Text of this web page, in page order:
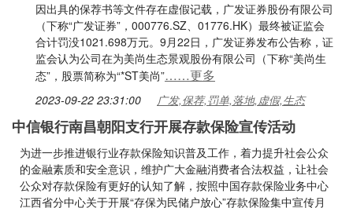
因出具的保荐书等文件存在虚假记载，广发证券股份有限公司
（下称“广发证券”，000776.SZ、01776.HK）最终被证监会
合计罚没1021.698万元。9月22日，广发证券发布公告称，证
监会认为公司在为美尚生态景观股份有限公司（下称“美尚生
态”，股票简称为“*ST美尚”……更多
2023-09-22 23:31:00 广发,保荐,罚单,落地,虚假,生态
中信银行南昌朝阳支行开展存款保险宣传活动
为进一步推进银行业存款保险知识普及工作，着力提升社会公众
的金融素质和安全意识，维护广大金融消费者合法权益，让社会
公众对存款保险有更好的认知了解，按照中国存款保险业务中心
江西省分中心关于开展“存保为民储户放心”存款保险集中宣传月